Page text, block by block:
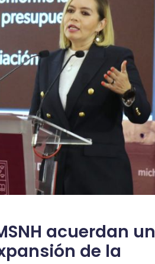
acuerdan un
de la